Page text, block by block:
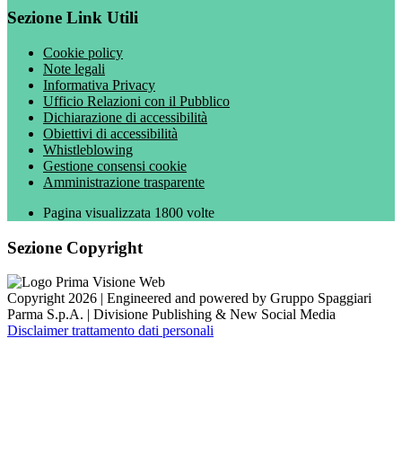
Sezione Link Utili
Cookie policy
Note legali
Informativa Privacy
Ufficio Relazioni con il Pubblico
Dichiarazione di accessibilità
Obiettivi di accessibilità
Whistleblowing
Gestione consensi cookie
Amministrazione trasparente
Pagina visualizzata 1800 volte
Sezione Copyright
Copyright 2026 | Engineered and powered by Gruppo Spaggiari
Parma S.p.A. | Divisione Publishing & New Social Media
Disclaimer trattamento dati personali